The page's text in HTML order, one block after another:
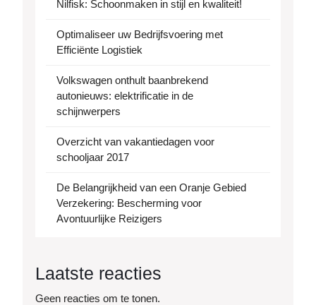
Nilfisk: Schoonmaken in stijl en kwaliteit!
Optimaliseer uw Bedrijfsvoering met
Efficiënte Logistiek
Volkswagen onthult baanbrekend
autonieuws: elektrificatie in de
schijnwerpers
Overzicht van vakantiedagen voor
schooljaar 2017
De Belangrijkheid van een Oranje Gebied
Verzekering: Bescherming voor
Avontuurlijke Reizigers
Laatste reacties
Geen reacties om te tonen.